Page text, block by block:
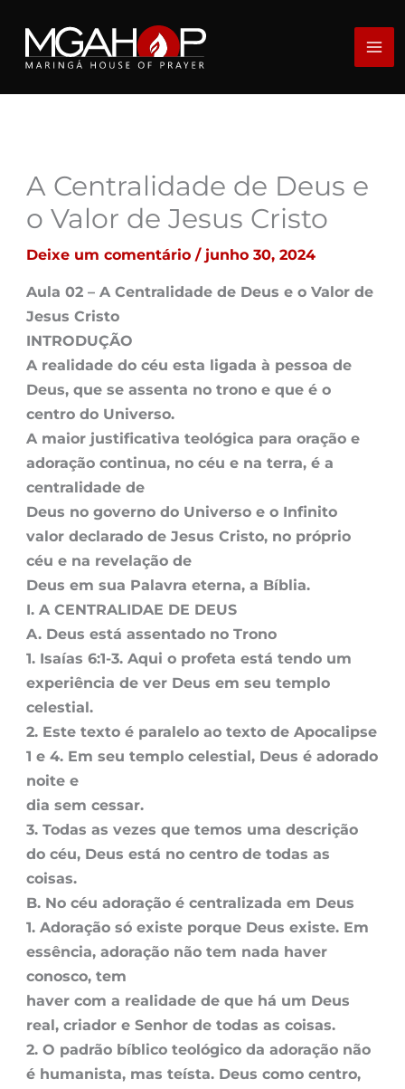
para
A Centralidade de Deus e
o Valor de Jesus Cristo
Deixe um comentário / junho 30, 2024
Aula 02 – A Centralidade de Deus e o Valor de
Jesus Cristo
INTRODUÇÃO
A realidade do céu esta ligada à pessoa de
Deus, que se assenta no trono e que é o
centro do Universo.
A maior justificativa teológica para oração e
adoração continua, no céu e na terra, é a
centralidade de
Deus no governo do Universo e o Infinito
valor declarado de Jesus Cristo, no próprio
céu e na revelação de
Deus em sua Palavra eterna, a Bíblia.
I. A CENTRALIDAE DE DEUS
A. Deus está assentado no Trono
1. Isaías 6:1-3. Aqui o profeta está tendo um
experiência de ver Deus em seu templo
celestial.
2. Este texto é paralelo ao texto de Apocalipse
1 e 4. Em seu templo celestial, Deus é adorado
noite e
dia sem cessar.
3. Todas as vezes que temos uma descrição
do céu, Deus está no centro de todas as
coisas.
B. No céu adoração é centralizada em Deus
1. Adoração só existe porque Deus existe. Em
essência, adoração não tem nada haver
conosco, tem
haver com a realidade de que há um Deus
real, criador e Senhor de todas as coisas.
2. O padrão bíblico teológico da adoração não
é humanista, mas teísta. Deus como centro,